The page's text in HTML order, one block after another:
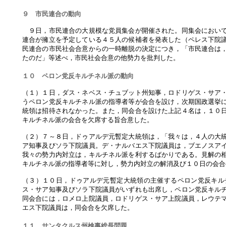
９ 市民連合の動向
９日，市民連合の大規模な党員集会が開催された。同集会におい
連合が擁立を予定している４５人の候補者を発表した（ペレス下
民連合の市民社会合意からの一時離脱の決定につき，「市民連合
たのだ」等述べ，市民社会合意の他勢力を批判した。
１０ ペロン党反キルチネル派の動向
（１）１日，ダス・ネベス・チュブット州知事，ロドリゲス・サ
うペロン党反キルチネル派の指導者等が会合を設け，次期国政選
統領は招待されなかった。また，同会合を設けた上記４名は，１
キルチネル派の会合を欠席する旨合意した。
（２）７～８日，ドゥアルデ元暫定大統領は，「我々は，４人の
ア知事及びソラ下院議員。デ・ナルバエス下院議員は，ブエノス
我々の勢力内対立は，キルチネル派を利するばかりである。見解
キルチネル派の指導者等に対し，勢力内対立の解消及び１０日の会
（３）１０日，ドゥアルデ元暫定大統領の主催するペロン党反キ
ス・サア知事及びソラ下院議員がいずれも出席し，ペロン党反キ
同会合には，ロメロ上院議員，ロドリゲス・サア上院議員，レウ
エス下院議員は，同会合を欠席した。